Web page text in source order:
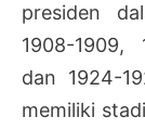
presiden
1908-1909,
dan 1924-
memiliki